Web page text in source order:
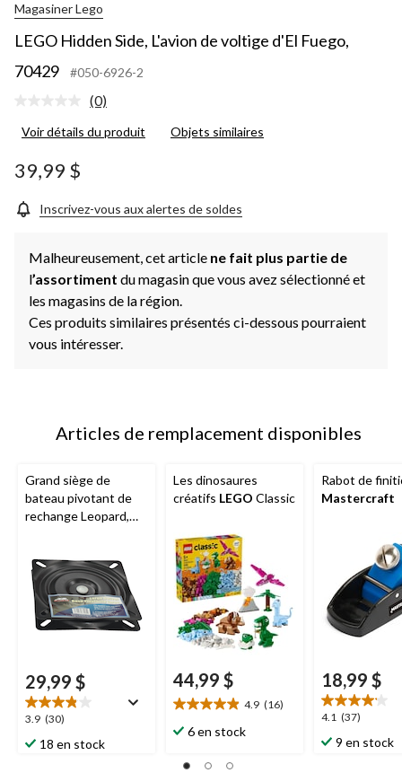
Magasiner Lego
LEGO Hidden Side, L'avion de voltige d'El Fuego,
70429
#050-6926-2
Aucune
pour
la
même
(0)
Voir détails du produit Objets similaires
39,99 $
Inscrivez-vous aux alertes de soldes
Malheureusement, cet article ne fait plus partie de
l’assortiment du magasin que vous avez sélectionné et
les magasins de la région.
Ces produits similaires présentés ci-dessous pourraient
vous intéresser.
Articles de remplacement disponibles
Grand siège de
bateau pivotant de
rechange Leopard,
29,99 $
3.9 (30)
3.9
étoile(s)
sur
18 en stock
Les dinosaures
créatifs LEGO Classic
44,99 $
4.9 (16)
4.9
étoile(s)
5.
6 en stock
Rabot de
Mastercraft
18,99 $
4.1 (37)
4.1
étoile(s)
sur
9 en stock